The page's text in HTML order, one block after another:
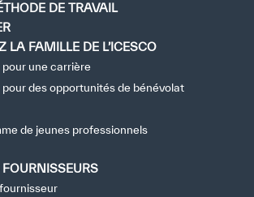
DE TRAVAIL
LA FAMILLE DE L’ICESCO
pour une carrière
pour des opportunités de bénévolat
de jeunes professionnels